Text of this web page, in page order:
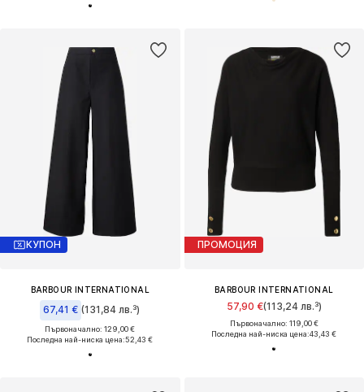
КУПОН
BARBOUR INTERNATIONAL
67,41 € (131,84 лв.³)
Първоначално: 129,00 €
Последна най-ниска цена:52,43 €
ПРОМОЦИЯ
BARBOUR INTERNATIONAL
57,90 €(113,24 лв.³)
Първоначално: 119,00 €
Последна най-ниска цена:43,43 €